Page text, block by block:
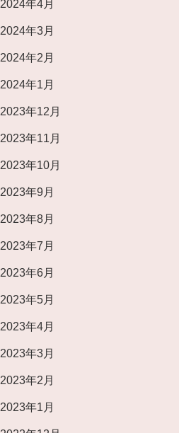
2024年4月
2024年3月
2024年2月
2024年1月
2023年12月
2023年11月
2023年10月
2023年9月
2023年8月
2023年7月
2023年6月
2023年5月
2023年4月
2023年3月
2023年2月
2023年1月